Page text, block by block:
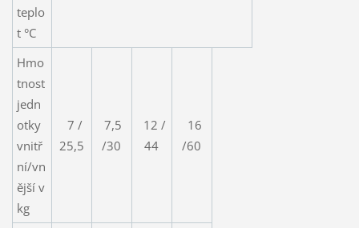
teplo
t °C
Hmo
tnost
jedn
otky
vnitř
ní/vn
ější v
kg
7 /
25,5
7,5
/30
12 /
44
16
/60